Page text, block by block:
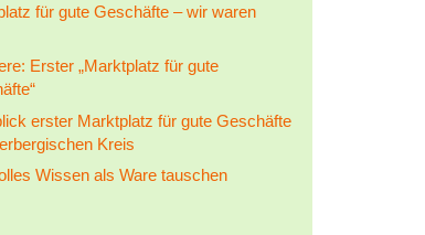
für gute Geschäfte – wir waren
Erster „Marktplatz für gute
erster Marktplatz für gute Geschäfte
Kreis
Wissen als Ware tauschen